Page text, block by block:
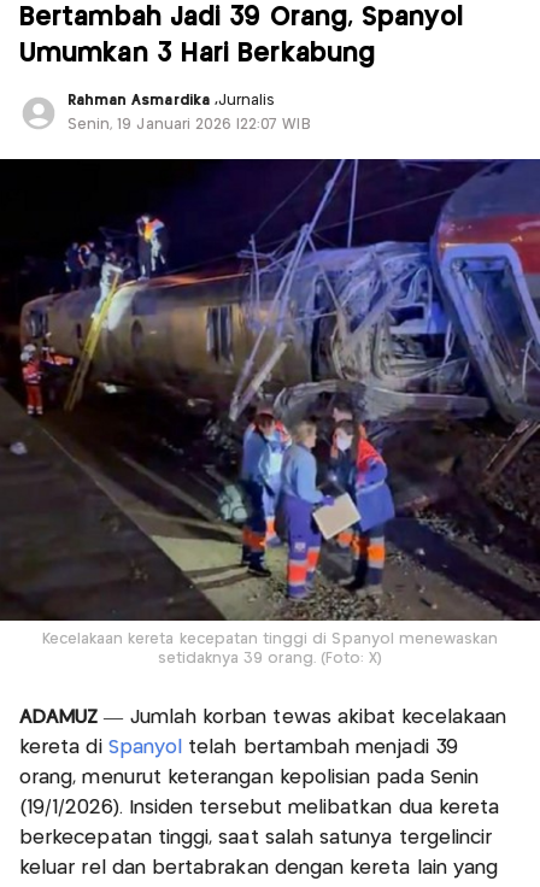
Bertambah Jadi 39 Orang, Spanyol
Umumkan 3 Hari Berkabung
Rahman Asmardika ,Jurnalis
Senin, 19 Januari 2026 |22:07 WIB
Kecelakaan kereta kecepatan tinggi di Spanyol menewaskan
setidaknya 39 orang. (Foto: X)
ADAMUZ— Jumlah korban tewas akibat kecelakaan
kereta di Spanyol
telah bertambah menjadi 39
orang, menurut keterangan kepolisian pada Senin
(19/1/2026). Insiden tersebut melibatkan dua kereta
berkecepatan tinggi, saat salah satunya tergelincir
keluar rel dan bertabrakan dengan kereta lain yang